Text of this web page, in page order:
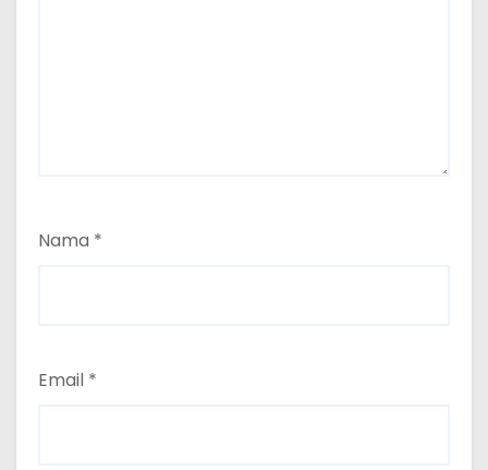
Nama *
Email *